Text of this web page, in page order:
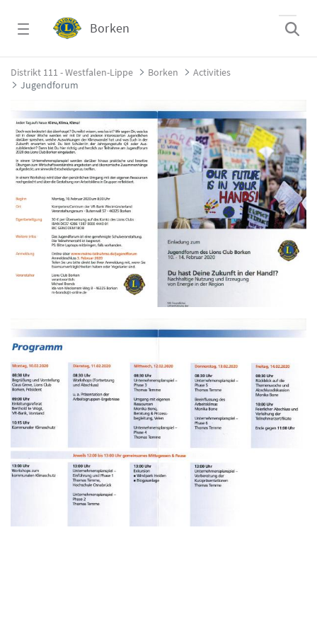
Borken
Jugendforum - Borken
Distrikt 111 - Westfalen-Lippe Borken
Activities
Jugendforum